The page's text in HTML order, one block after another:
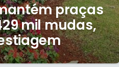
praças
mil mudas,